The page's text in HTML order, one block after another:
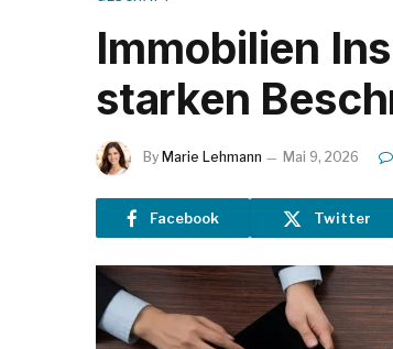
Immobilien
starken
By Marie Lehmann Mai 9, 2026
Facebook Twitter